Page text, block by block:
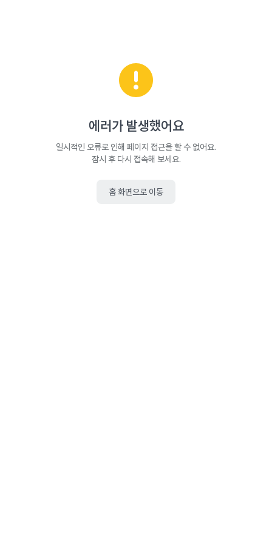
에러가 발생했어요
일시적인 오류로 인해 페이지 접근을 할 수 없어요.
잠시 후 다시 접속해 보세요.
홈 화면으로 이동